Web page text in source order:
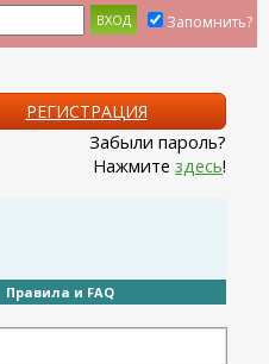
Запомнить?
РЕГИСТРАЦИЯ
Забыли пароль?
Нажмите здесь!
Правила и FAQ